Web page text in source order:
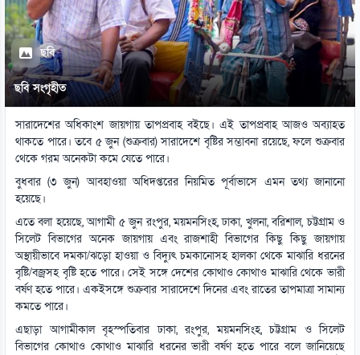
ছবি
ছবি সংগৃহীত
সারাদেশের অধিকাংশ জায়গায় তাপপ্রবাহ বইছে। এই তাপপ্রবাহ আজও অব্যাহত
থাকতে পারে। তবে ৫ জুন (শুক্রবার) সারাদেশে বৃষ্টির সম্ভাবনা রয়েছে, ফলে শুক্রবার
থেকে গরম অনেকটা কমে যেতে পারে।
বুধবার (৩ জুন) আবহাওয়া অধিদপ্তরের নিয়মিত পূর্বাভাসে এমন তথ্য জানানো
হয়েছে।
এতে বলা হয়েছে, আগামী ৫ জুন রংপুর, ময়মনসিংহ, ঢাকা, খুলনা, বরিশাল, চট্টগ্রাম ও
সিলেট বিভাগের অনেক জায়গায় এবং রাজশাহী বিভাগের কিছু কিছু জায়গায়
অস্থায়ীভাবে দমকা/ঝড়ো হাওয়া ও বিদ্যুৎ চমকানোসহ হালকা থেকে মাঝারি ধরনের
বৃষ্টি/বজ্রসহ বৃষ্টি হতে পারে। সেই সঙ্গে দেশের কোথাও কোথাও মাঝারি থেকে ভারী
বর্ষণ হতে পারে। একইসঙ্গে শুক্রবার সারাদেশে দিনের এবং রাতের তাপমাত্রা সামান্য
কমতে পারে।
এছাড়া আগামীকাল বৃহস্পতিবার ঢাকা, রংপুর, ময়মনসিংহ, চট্টগ্রাম ও সিলেট
বিভাগের কোথাও কোথাও মাঝারি ধরনের ভারী বর্ষণ হতে পারে বলে জানিয়েছে